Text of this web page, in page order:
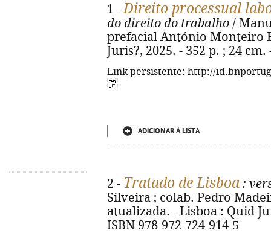
1 -Direito processual
do direito do trabalho /
prefacial António Monteiro
Juris?, 2025. - 352 p. ; 24 cm.
Link persistente: http://
ADICIONAR À LISTA
2 - Tratado de Lisboa :
Silveira ; colab. Pedro
atualizada. - Lisboa : Quid
ISBN 978-972-724-914-5